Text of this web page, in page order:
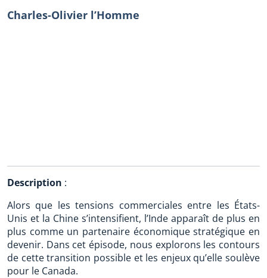
Charles-Olivier l’Homme
Description :
Alors que les tensions commerciales entre les États-
Unis et la Chine s’intensifient, l’Inde apparaît de plus en
plus comme un partenaire économique stratégique en
devenir. Dans cet épisode, nous explorons les contours
de cette transition possible et les enjeux qu’elle soulève
pour le Canada.